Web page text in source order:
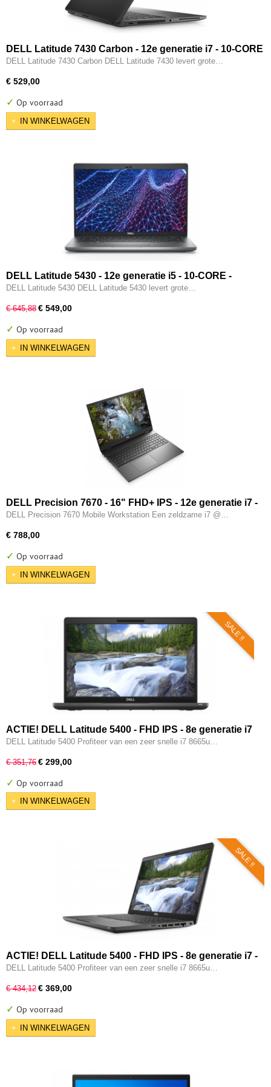
DELL Latitude 7430 Carbon - 12e generatie i7 - 10-CORE
- 16GB - 512GB SSD - 12e gen Intel UHD - 2x Type-C -
DELL Latitude 7430 Carbon DELL Latitude 7430 levert grote…
€ 529,00
✓ Op voorraad
IN WINKELWAGEN
DELL Latitude 5430 - 12e generatie i5 - 10-CORE -
16GB - 512GB SSD - 12e gen Intel UHD - 2x Type-C -
DELL Latitude 5430 DELL Latitude 5430 levert grote…
€ 645,88 € 549,00
✓ Op voorraad
IN WINKELWAGEN
DELL Precision 7670 - 16" FHD+ IPS - 12e generatie i7 -
12850HX - 16-CORE - 32GB DDR5 - 512GB M.2 NVMe -
DELL Precision 7670 Mobile Workstation Een zeldzame i7 @…
€ 788,00
✓ Op voorraad
IN WINKELWAGEN
SALE !!
ACTIE! DELL Latitude 5400 - FHD IPS - 8e generatie i7
- 8GB - 256GB - USB 3.2/ Type-C - Intel UHD - HDMI -
DELL Latitude 5400 Profiteer van een zeer snelle i7 8665u…
€ 351,76 € 299,00
✓ Op voorraad
IN WINKELWAGEN
SALE !!
ACTIE! DELL Latitude 5400 - FHD IPS - 8e generatie i7 -
16GB - 512GB - USB 3.2/ Type-C - Intel UHD - HDMI - W11
DELL Latitude 5400 Profiteer van een zeer snelle i7 8665u…
€ 434,12 € 369,00
✓ Op voorraad
IN WINKELWAGEN